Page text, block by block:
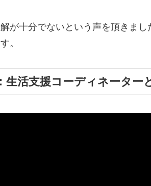
が十分でないという声を頂きま
。
生活支援コーディネーター